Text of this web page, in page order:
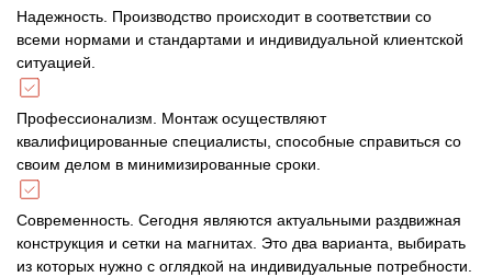
Надежность. Производство происходит в соответствии со
всеми нормами и стандартами и индивидуальной клиентской
ситуацией.
Профессионализм. Монтаж осуществляют
квалифицированные специалисты, способные справиться со
своим делом в минимизированные сроки.
Современность. Сегодня являются актуальными раздвижная
конструкция и сетки на магнитах. Это два варианта, выбирать
из которых нужно с оглядкой на индивидуальные потребности.